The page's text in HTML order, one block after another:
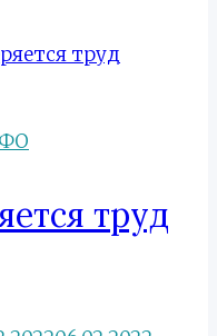
труд